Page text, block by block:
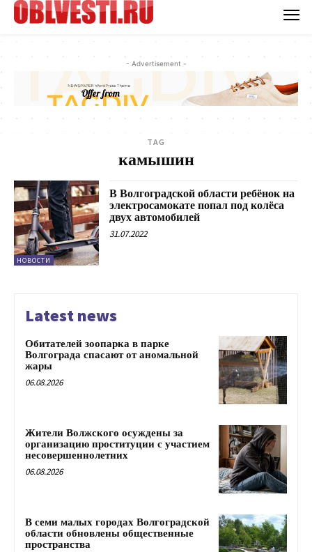
- Advertisement -
TAG
камышин
НОВОСТИ
В Волгоградской области ребёнок на
электросамокате попал под колёса
двух автомобилей
31.07.2022
Latest news
Обитателей зоопарка в парке
Волгограда спасают от аномальной
жары
06.08.2026
Жители Волжского осуждены за
организацию проституции с участием
несовершеннолетних
06.08.2026
В семи малых городах Волгоградской
области обновлены общественные
пространства